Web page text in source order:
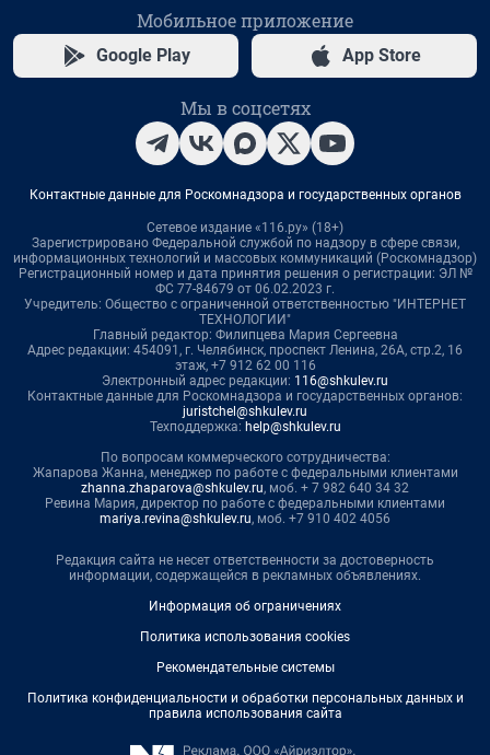
Мобильное приложение
Google Play App Store
Мы в соцсетях
Контактные данные для Роскомнадзора и государственных органов
Сетевое издание «116.ру» (18+)
Зарегистрировано Федеральной службой по надзору в сфере связи,
информационных технологий и массовых коммуникаций (Роскомнадзор)
Регистрационный номер и дата принятия решения о регистрации: ЭЛ №
ФС 77-84679 от 06.02.2023 г.
Учредитель: Общество с ограниченной ответственностью "ИНТЕРНЕТ
ТЕХНОЛОГИИ"
Главный редактор: Филипцева Мария Сергеевна
Адрес редакции: 454091, г. Челябинск, проспект Ленина, 26А, стр.2, 16
этаж, +7 912 62 00 116
Электронный адрес редакции: 116@shkulev.ru
Контактные данные для Роскомнадзора и государственных органов:
juristchel@shkulev.ru
Техподдержка: help@shkulev.ru
По вопросам коммерческого сотрудничества:
Жапарова Жанна, менеджер по работе с федеральными клиентами
zhanna.zhaparova@shkulev.ru, моб. + 7 982 640 34 32
Ревина Мария, директор по работе с федеральными клиентами
mariya.revina@shkulev.ru, моб. +7 910 402 4056
Редакция сайта не несет ответственности за достоверность
информации, содержащейся в рекламных объявлениях.
Информация об ограничениях
Политика использования cookies
Рекомендательные системы
Политика конфиденциальности и обработки персональных данных и
правила использования сайта